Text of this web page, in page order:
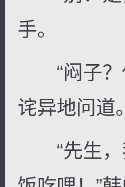
手。
“闷子？
诧异地问道。
“先生，